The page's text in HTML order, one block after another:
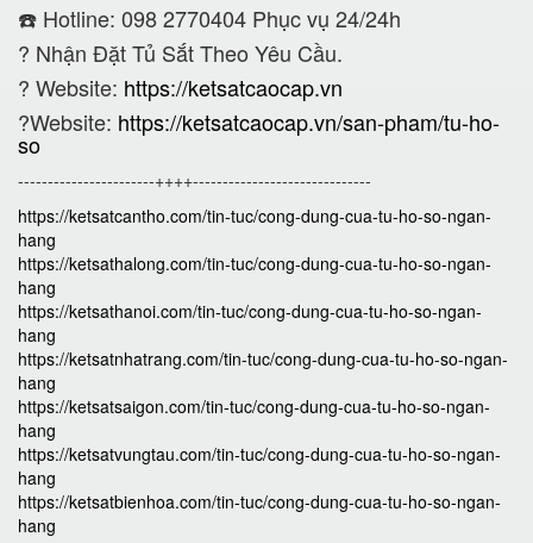
☎️ Hotline: 098 2770404 Phục vụ 24/24h
? Nhận Đặt Tủ Sắt Theo Yêu Cầu.
? Website: https://ketsatcaocap.vn
?Website: https://ketsatcaocap.vn/san-pham/tu-ho-
so
-----------------------++++------------------------------
https://ketsatcantho.com/tin-tuc/cong-dung-cua-tu-ho-so-ngan-
hang
https://ketsathalong.com/tin-tuc/cong-dung-cua-tu-ho-so-ngan-
hang
https://ketsathanoi.com/tin-tuc/cong-dung-cua-tu-ho-so-ngan-
hang
https://ketsatnhatrang.com/tin-tuc/cong-dung-cua-tu-ho-so-ngan-
hang
https://ketsatsaigon.com/tin-tuc/cong-dung-cua-tu-ho-so-ngan-
hang
https://ketsatvungtau.com/tin-tuc/cong-dung-cua-tu-ho-so-ngan-
hang
https://ketsatbienhoa.com/tin-tuc/cong-dung-cua-tu-ho-so-ngan-
hang